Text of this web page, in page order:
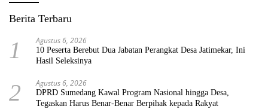
Berita Terbaru
1 Agustus 6, 2026
10 Peserta Berebut Dua Jabatan Perangkat Desa Jatimekar, Ini
Hasil Seleksinya
2 Agustus 6, 2026
DPRD Sumedang Kawal Program Nasional hingga Desa,
Tegaskan Harus Benar-Benar Berpihak kepada Rakyat